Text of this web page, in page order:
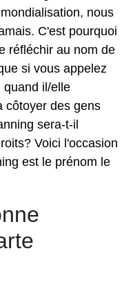
nous
C'est pourquoi
réfléchir au nom de
si vous appelez
quand il/elle
côtoyer des gens
sera-t-il
Voici l'occasion
est le prénom le